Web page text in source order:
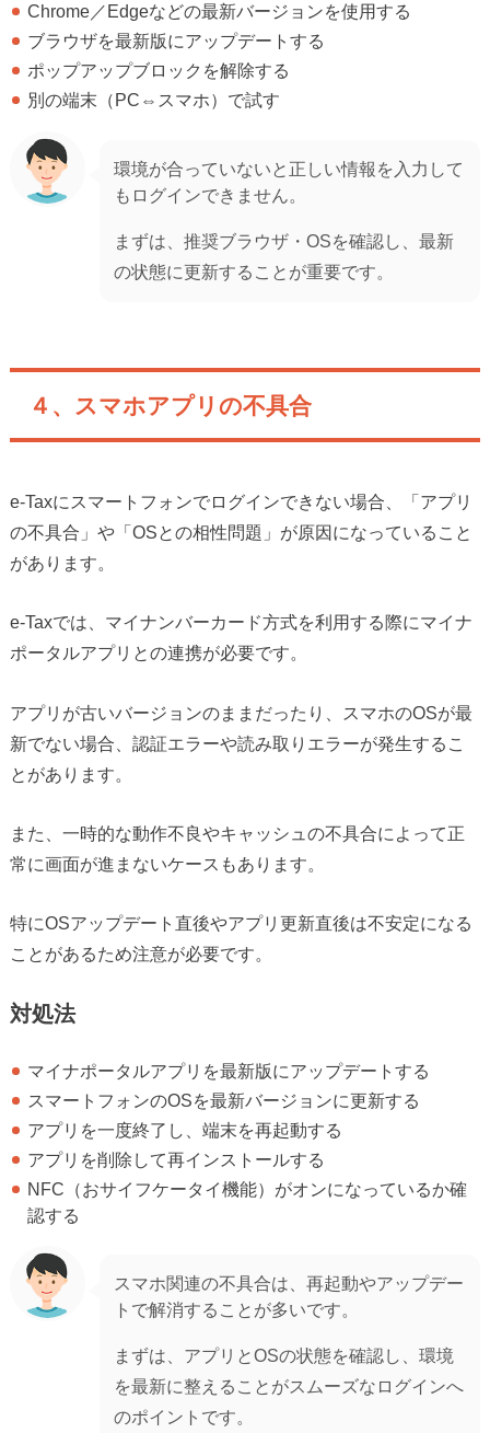
Chrome／Edgeなどの最新バージョンを使用する
ブラウザを最新版にアップデートする
ポップアップブロックを解除する
別の端末（PC⇔スマホ）で試す
環境が合っていないと正しい情報を入力して
もログインできません。
まずは、推奨ブラウザ・OSを確認し、最新
の状態に更新することが重要です。
４、スマホアプリの不具合
e-Taxにスマートフォンでログインできない場合、「アプリ
の不具合」や「OSとの相性問題」が原因になっていること
があります。
e-Taxでは、マイナンバーカード方式を利用する際にマイナ
ポータルアプリとの連携が必要です。
アプリが古いバージョンのままだったり、スマホのOSが最
新でない場合、認証エラーや読み取りエラーが発生するこ
とがあります。
また、一時的な動作不良やキャッシュの不具合によって正
常に画面が進まないケースもあります。
特にOSアップデート直後やアプリ更新直後は不安定になる
ことがあるため注意が必要です。
対処法
マイナポータルアプリを最新版にアップデートする
スマートフォンのOSを最新バージョンに更新する
アプリを一度終了し、端末を再起動する
アプリを削除して再インストールする
NFC（おサイフケータイ機能）がオンになっているか確
認する
スマホ関連の不具合は、再起動やアップデー
トで解消することが多いです。
まずは、アプリとOSの状態を確認し、環境
を最新に整えることがスムーズなログインへ
のポイントです。